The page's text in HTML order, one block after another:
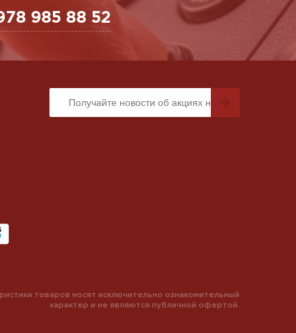
985 88 52
товаров носят исключительно ознакомительный
характер и не являются публичной офертой.